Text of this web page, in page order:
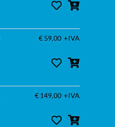
€ 59,00 +IVA
€ 149,00 +IVA